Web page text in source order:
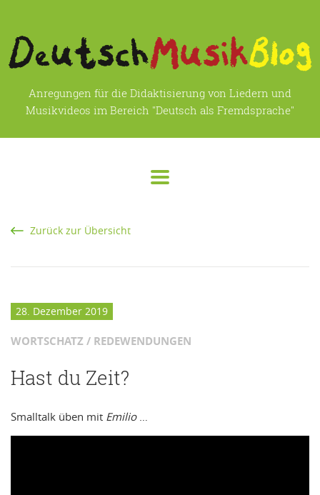
Anregungen für die Didaktisierung von Liedern und
Musikvideos im Bereich "Deutsch als Fremdsprache"
Zurück zur Übersicht
28. Dezember 2019
WORTSCHATZ / REDEWENDUNGEN
Hast du Zeit?
Smalltalk üben mit Emilio…